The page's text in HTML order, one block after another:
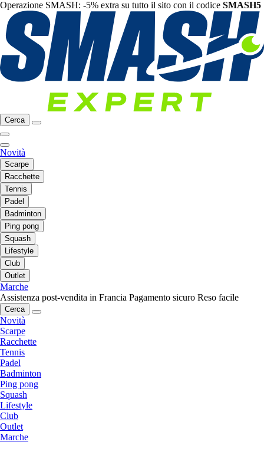
Operazione SMASH: -5% extra su tutto il sito con il codice SMASH5
Cerca
Novità
Scarpe
Racchette
Tennis
Padel
Badminton
Ping pong
Squash
Lifestyle
Club
Outlet
Marche
Assistenza post-vendita in Francia Pagamento sicuro Reso facile
Cerca
Novità
Scarpe
Racchette
Tennis
Padel
Badminton
Ping pong
Squash
Lifestyle
Club
Outlet
Marche